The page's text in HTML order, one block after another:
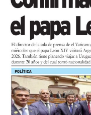
cargo de María del
En tanto, el viernes
Cerebro Mágico:
circuitos”, a cargo
taller práctico de
finalizar cada
terminada. Es una
materiales) destinada